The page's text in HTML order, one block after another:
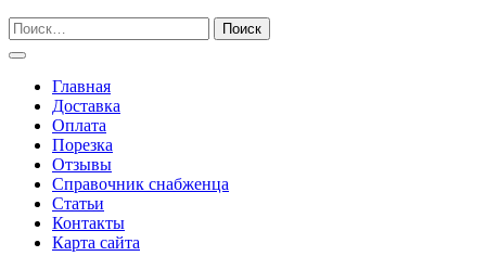
Главная
Доставка
Оплата
Порезка
Отзывы
Справочник снабженца
Статьи
Контакты
Карта сайта